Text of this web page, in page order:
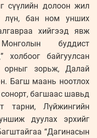
сүүлийн долоон жил
лүн, бан ном унших
хийгээд явж
буддист
холбоог байгуулсан
орныг зорьж, Далай
Багш маань ноотлох
багшаас шавьд
тарни, Лүйжингийн
дуулах эрхийг
“Дагинасын